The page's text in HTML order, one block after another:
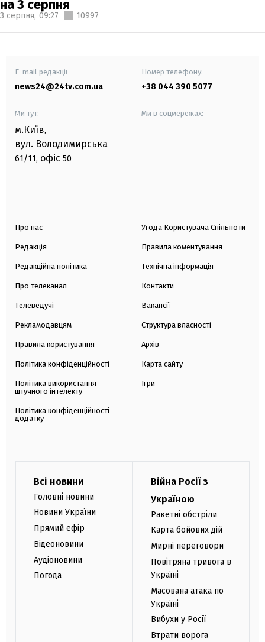
на 3 серпня
3 серпня, 09:27 10997
E-mail редакції
news24@24tv.com.ua
Номер телефону:
+38 044 390 5077
Ми тут:
м.Київ,
вул. Володимирська
61/11, офіс 50
Ми в соцмережах:
Про нас
Редакція
Редакційна політика
Про телеканал
Телеведучі
Рекламодавцям
Правила користування
Політика конфіденційності
Політика використання
штучного інтелекту
Політика конфіденційності
додатку
Угода Користувача Спільноти
Правила коментування
Технічна інформація
Контакти
Вакансії
Структура власності
Архів
Карта сайту
Ігри
Всі новини
Головні новини
Новини України
Прямий ефір
Відеоновини
Аудіоновини
Погода
Війна Росії з
Україною
Ракетні обстріли
Карта бойових дій
Мирні переговори
Повітряна тривога в
Україні
Масована атака по
Україні
Вибухи у Росії
Втрати ворога